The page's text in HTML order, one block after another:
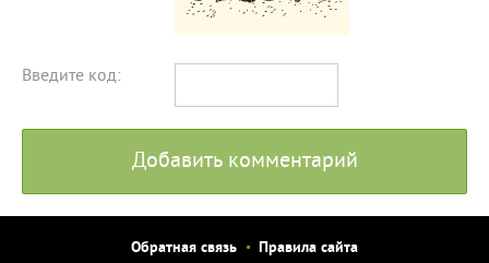
Введите код:
Добавить комментарий
Обратная связь Правила сайта